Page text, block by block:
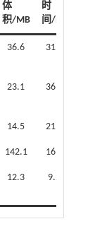
体
积/MB
时
间/ms
36.6 31.1
23.1 36.3
14.5 21.9
142.1 16.2
12.3 9.2